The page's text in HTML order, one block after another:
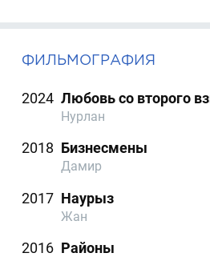
ФИЛЬМОГРАФИЯ
2024 Любовь со второго
Нурлан
2018 Бизнесмены
Дамир
2017 Наурыз
Жан
2016 Районы